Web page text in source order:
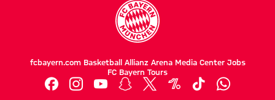
fcbayern.com Basketball Allianz Arena Media Center Jobs
FC Bayern Tours